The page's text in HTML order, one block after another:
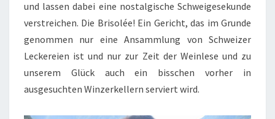
und lassen dabei eine nostalgische Schweigesekunde
verstreichen. Die Brisolée! Ein Gericht, das im Grunde
genommen nur eine Ansammlung von Schweizer
Leckereien ist und nur zur Zeit der Weinlese und zu
unserem Glück auch ein bisschen vorher in
ausgesuchten Winzerkellern serviert wird.